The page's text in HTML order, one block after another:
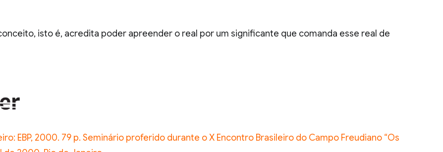
isto é, acredita poder apreender o real por um significante que comanda esse real de
EBP, 2000. 79 p. Seminário proferido durante o X Encontro Brasileiro do Campo Freudiano “Os